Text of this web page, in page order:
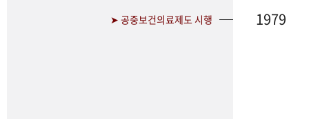
➤ 공중보건의료제도 시행 1979